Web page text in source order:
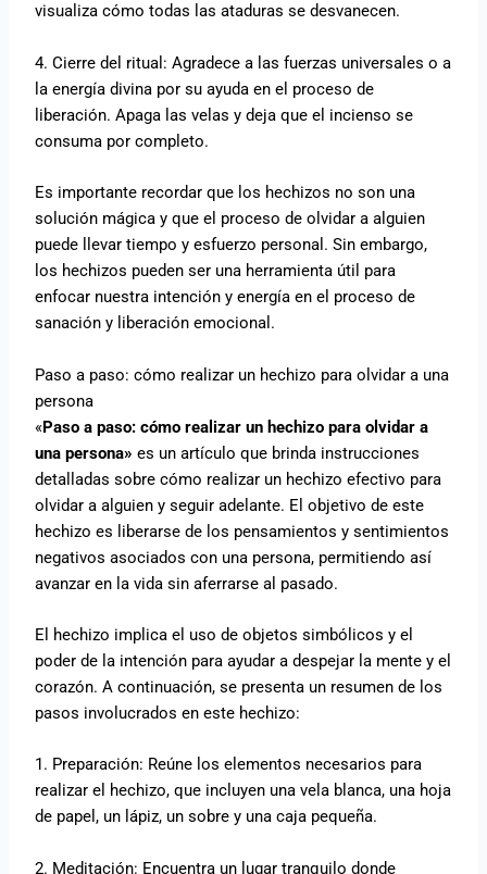
visualiza cómo todas las ataduras se desvanecen.
4. Cierre del ritual: Agradece a las fuerzas universales o a
la energía divina por su ayuda en el proceso de
liberación. Apaga las velas y deja que el incienso se
consuma por completo.
Es importante recordar que los hechizos no son una
solución mágica y que el proceso de olvidar a alguien
puede llevar tiempo y esfuerzo personal. Sin embargo,
los hechizos pueden ser una herramienta útil para
enfocar nuestra intención y energía en el proceso de
sanación y liberación emocional.
Paso a paso: cómo realizar un hechizo para olvidar a una
persona
«Paso a paso: cómo realizar un hechizo para olvidar a
una persona»es un artículo que brinda instrucciones
detalladas sobre cómo realizar un hechizo efectivo para
olvidar a alguien y seguir adelante. El objetivo de este
hechizo es liberarse de los pensamientos y sentimientos
negativos asociados con una persona, permitiendo así
avanzar en la vida sin aferrarse al pasado.
El hechizo implica el uso de objetos simbólicos y el
poder de la intención para ayudar a despejar la mente y el
corazón. A continuación, se presenta un resumen de los
pasos involucrados en este hechizo:
1. Preparación: Reúne los elementos necesarios para
realizar el hechizo, que incluyen una vela blanca, una hoja
de papel, un lápiz, un sobre y una caja pequeña.
2. Meditación: Encuentra un lugar tranquilo donde